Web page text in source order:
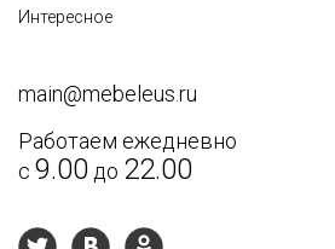
Текст отзыва*
Интересное
main@mebeleus.ru
Работаем ежедневно
с 9.00 до 22.00